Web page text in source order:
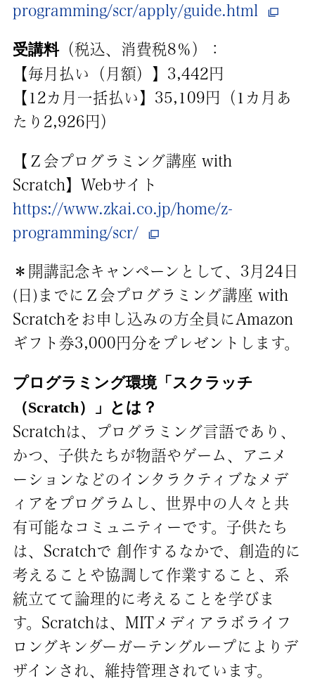
programming/scr/apply/guide.html
受講料（税込、消費税8％）：
【毎月払い（月額）】3,442円
【12カ月一括払い】35,109円（1カ月あ
たり2,926円）
【Ｚ会プログラミング講座 with
Scratch】Webサイト
https://www.zkai.co.jp/home/z-
programming/scr/
＊開講記念キャンペーンとして、3月24日
(日)までにＺ会プログラミング講座 with
Scratchをお申し込みの方全員にAmazon
ギフト券3,000円分をプレゼントします。
プログラミング環境「スクラッチ
（Scratch）」とは？
Scratchは、プログラミング言語であり、
かつ、子供たちが物語やゲーム、アニメ
ーションなどのインタラクティブなメデ
ィアをプログラムし、世界中の人々と共
有可能なコミュニティーです。子供たち
は、Scratchで 創作するなかで、創造的に
考えることや協調して作業すること、系
統立てて論理的に考えることを学びま
す。Scratchは、MITメディアラボライフ
ロングキンダーガーテングループによりデ
ザインされ、維持管理されています。